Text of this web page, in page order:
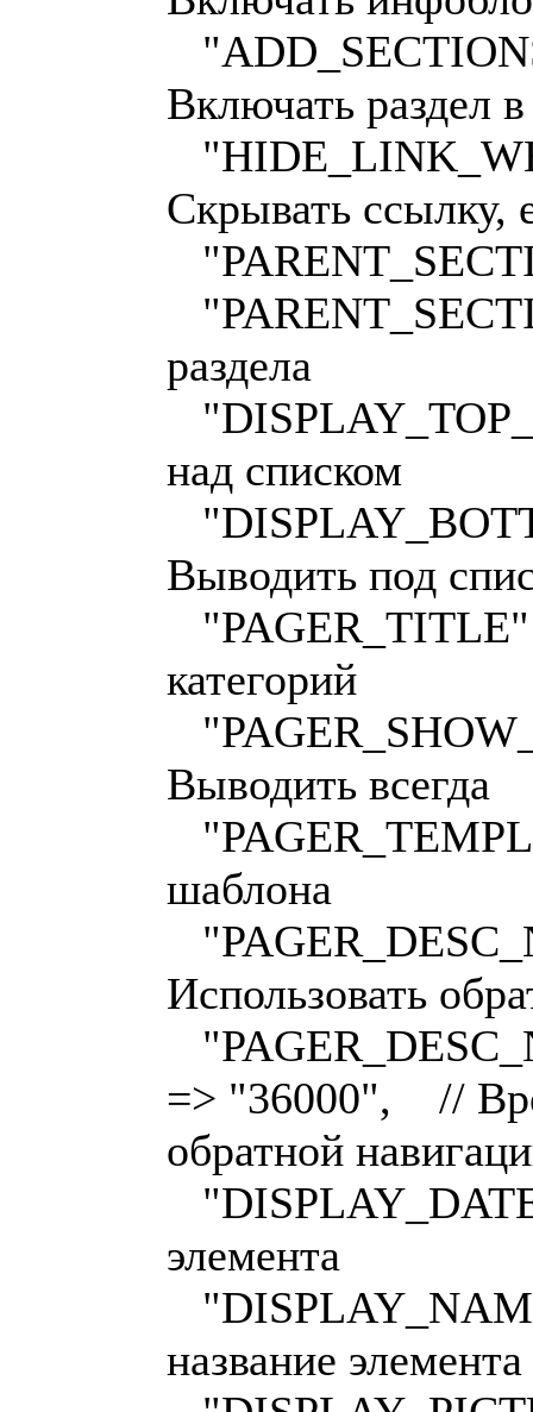
Включать раздел
Скрывать ссылку,
раздела
над списком
Выводить под
категорий
Выводить всегда
шаблона
Использовать
=> "36000", //
обратной
элемента
название элемента